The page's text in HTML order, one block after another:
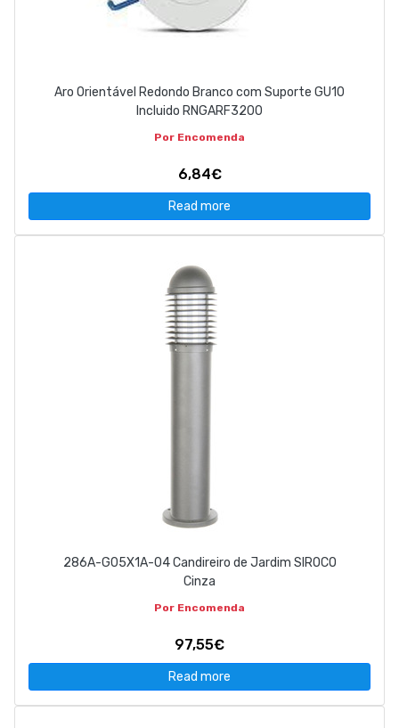
Aro Orientável Redondo Branco com Suporte GU10
Incluido RNGARF3200
Por Encomenda
6,84€
Read more
286A-G05X1A-04 Candireiro de Jardim SIROCO
Cinza
Por Encomenda
97,55€
Read more